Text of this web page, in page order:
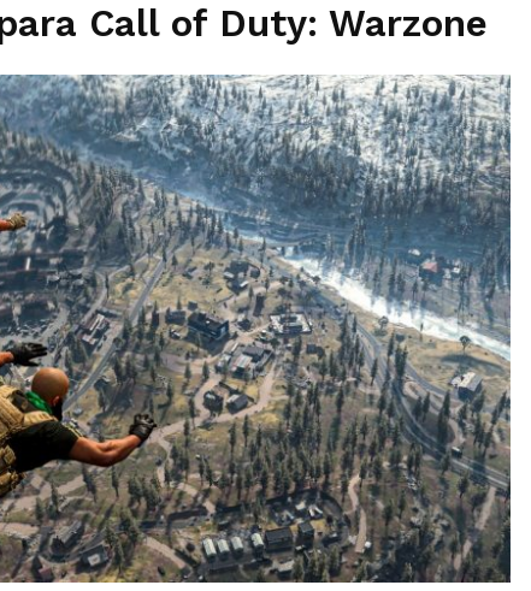
Call of Duty: Warzone